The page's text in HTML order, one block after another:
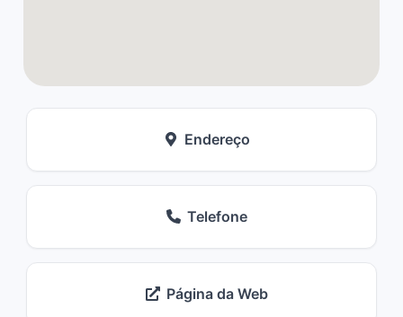
Endereço
Telefone
Página da Web